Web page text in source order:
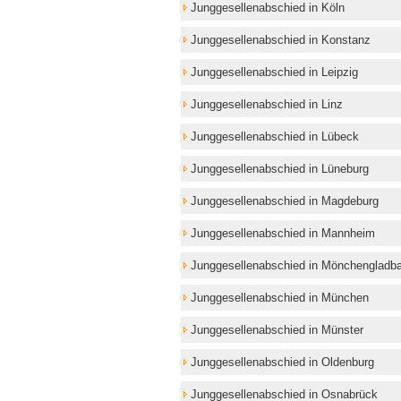
Junggesellenabschied in Köln
Junggesellenabschied in Konstanz
Junggesellenabschied in Leipzig
Junggesellenabschied in Linz
Junggesellenabschied in Lübeck
Junggesellenabschied in Lüneburg
Junggesellenabschied in Magdeburg
Junggesellenabschied in Mannheim
Junggesellenabschied in
Junggesellenabschied in München
Junggesellenabschied in Münster
Junggesellenabschied in Oldenburg
Junggesellenabschied in Osnabrück